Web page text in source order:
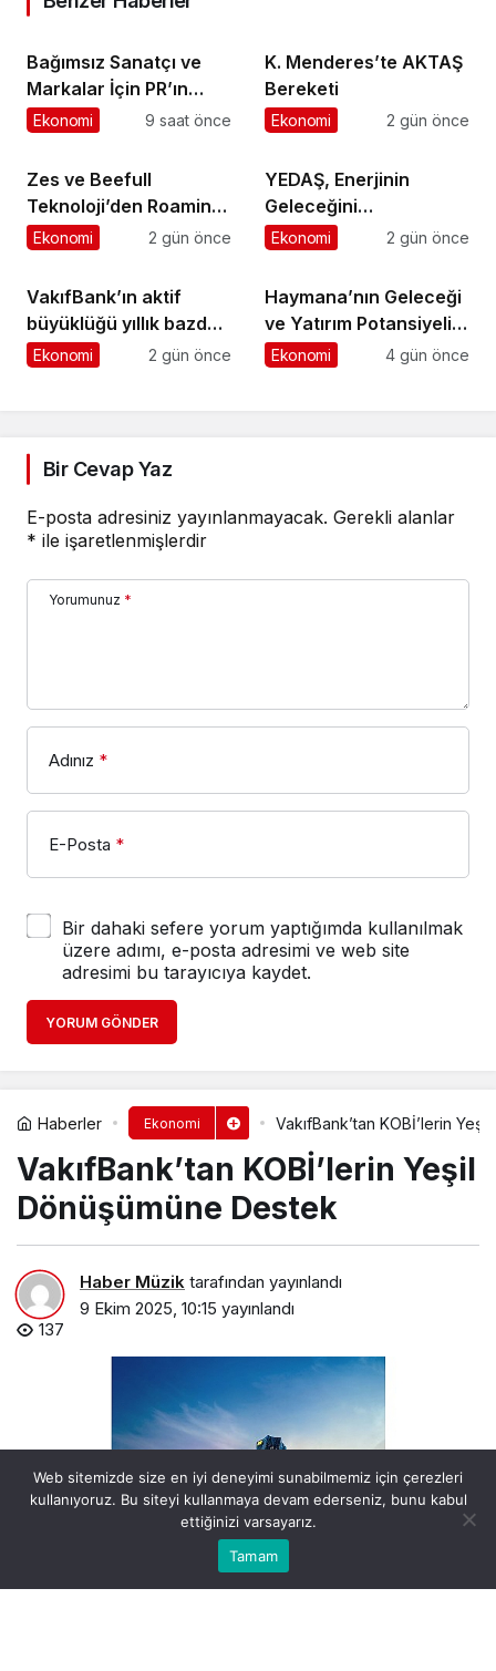
Bağımsız Sanatçı ve
Markalar İçin PR’ın
Kuralları Değişiyor
Ekonomi 9 saat önce
K. Menderes’te AKTAŞ
Bereketi
Ekonomi 2 gün önce
Zes ve Beefull
Teknoloji’den Roaming
İş Birliği
Ekonomi 2 gün önce
YEDAŞ, Enerjinin
Geleceğini
Şekillendirecek Genç
Ekonomi 2 gün önce
VakıfBank’ın aktif
büyüklüğü yıllık bazda
yüzde 28 artışla 5,8
Ekonomi 2 gün önce
Haymana’nın Geleceği
ve Yatırım Potansiyeli
Masaya Yatırıldı
Ekonomi 4 gün önce
Bir Cevap Yaz
E-posta adresiniz yayınlanmayacak. Gerekli alanlar
* ile işaretlenmişlerdir
Yorumunuz *
Adınız *
E-Posta *
Bir dahaki sefere yorum yaptığımda kullanılmak
üzere adımı, e-posta adresimi ve web site
adresimi bu tarayıcıya kaydet.
YORUM GÖNDER
Haberler Ekonomi VakıfBank’tan KOBİ’lerin
VakıfBank’tan KOBİ’lerin Yeşil
Dönüşümüne Destek
Haber Müzik tarafından yayınlandı
9 Ekim 2025, 10:15 yayınlandı
137
Bu web sitesinde en iyi deneyimi yaşamanızı sağlamak
Hesabım
0
Web sitemizde size en iyi deneyimi sunabilmemiz için çerezleri
kullanıyoruz. Bu siteyi kullanmaya devam ederseniz, bunu kabul
ettiğinizi varsayarız.
Tamam